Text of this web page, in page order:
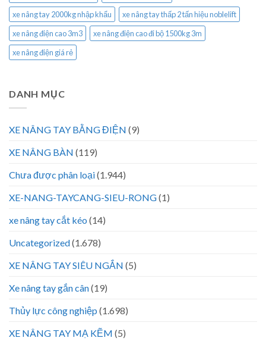
xe nâng tay 2000kg nhập khẩu
xe nâng tay thấp 2 tấn hiệu noblelift
xe nâng điện cao 3m3
xe nâng điện cao đi bộ 1500kg 3m
xe nâng điện giá rẻ
DANH MỤC
XE NÂNG TAY BẰNG ĐIỆN (9)
XE NÂNG BÀN (119)
Chưa được phân loại(1.944)
XE-NANG-TAYCANG-SIEU-RONG(1)
xe nâng tay cắt kéo (14)
Uncategorized(1.678)
XE NÂNG TAY SIÊU NGẮN (5)
Xe nâng tay gắn cân(19)
Thủy lực công nghiệp (1.698)
XE NÂNG TAY MẠ KẼM (5)